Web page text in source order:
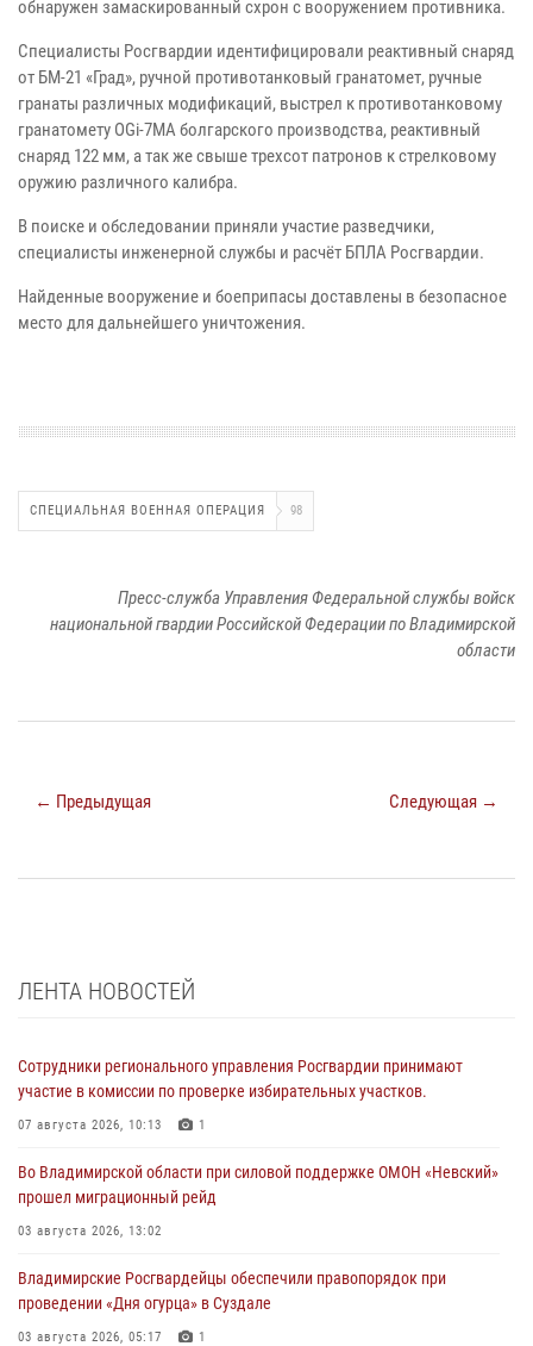
обнаружен замаскированный схрон с вооружением противника.
Специалисты Росгвардии идентифицировали реактивный снаряд
от БМ-21 «Град», ручной противотанковый гранатомет, ручные
гранаты различных модификаций, выстрел к противотанковому
гранатомету OGi-7MA болгарского производства, реактивный
снаряд 122 мм, а так же свыше трехсот патронов к стрелковому
оружию различного калибра.
В поиске и обследовании приняли участие разведчики,
специалисты инженерной службы и расчёт БПЛА Росгвардии.
Найденные вооружение и боеприпасы доставлены в безопасное
место для дальнейшего уничтожения.
СПЕЦИАЛЬНАЯ ВОЕННАЯ ОПЕРАЦИЯ 98
Пресс-служба Управления Федеральной службы войск
национальной гвардии Российской Федерации по Владимирской
области
← Предыдущая Следующая →
ЛЕНТА НОВОСТЕЙ
Сотрудники регионального управления Росгвардии принимают
участие в комиссии по проверке избирательных участков.
07 августа 2026, 10:13 1
Во Владимирской области при силовой поддержке ОМОН «Невский»
прошел миграционный рейд
03 августа 2026, 13:02
Владимирские Росгвардейцы обеспечили правопорядок при
проведении «Дня огурца» в Суздале
03 августа 2026, 05:17 1